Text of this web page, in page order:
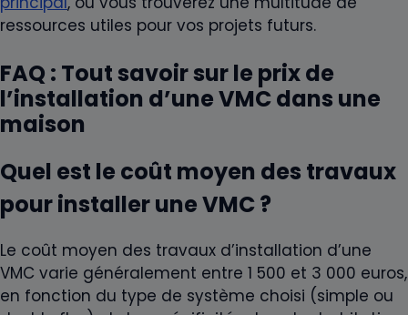
ressources utiles pour vos projets futurs.
FAQ : Tout savoir sur le prix de
l’installation d’une VMC dans une
maison
Quel est le coût moyen des travaux
pour installer une VMC ?
Le coût moyen des travaux d’installation d’une
VMC varie généralement entre 1 500 et 3 000 euros,
en fonction du type de système choisi (simple ou